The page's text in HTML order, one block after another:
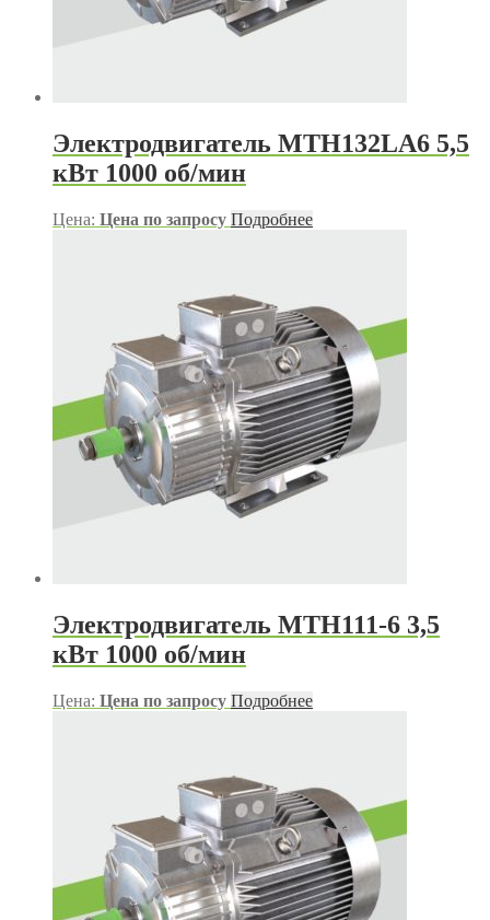
Электродвигатель МТН132LA6 5,5
кВт 1000 об/мин
Цена: Цена по запросу Подробнее
Электродвигатель МТН111-6 3,5
кВт 1000 об/мин
Цена: Цена по запросу Подробнее